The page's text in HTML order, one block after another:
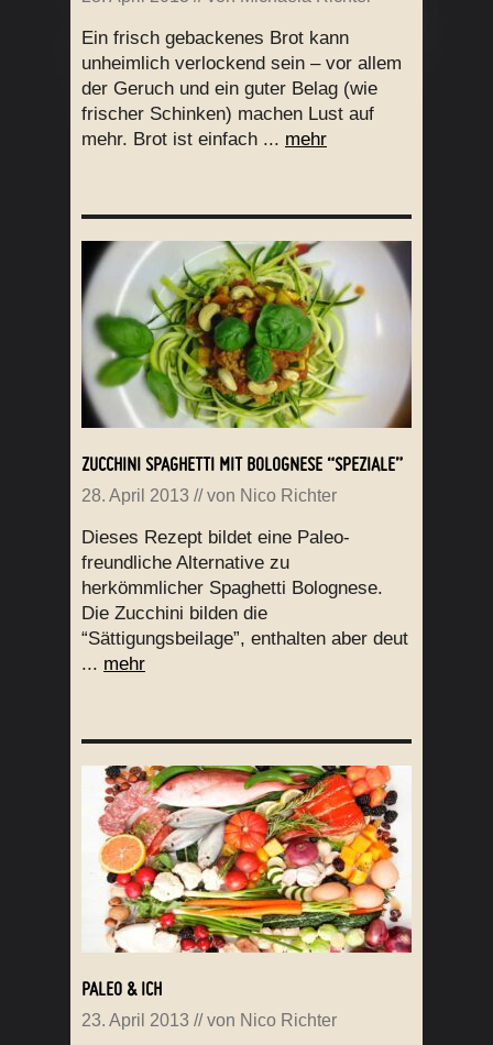
Ein frisch gebackenes Brot kann
unheimlich verlockend sein – vor allem
der Geruch und ein guter Belag (wie
frischer Schinken) machen Lust auf
mehr. Brot ist einfach ... mehr
ZUCCHINI SPAGHETTI MIT BOLOGNESE “SPEZIALE”
28. April 2013 // von Nico Richter
Dieses Rezept bildet eine Paleo-
freundliche Alternative zu
herkömmlicher Spaghetti Bolognese.
Die Zucchini bilden die
“Sättigungsbeilage”, enthalten aber deut
... mehr
PALEO & ICH
23. April 2013 // von Nico Richter